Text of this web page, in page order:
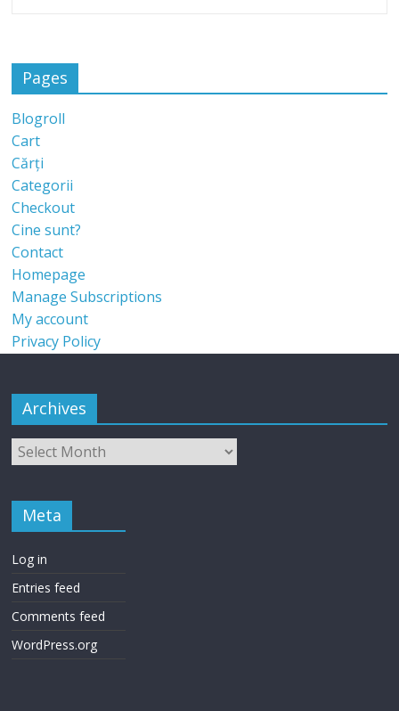
Pages
Blogroll
Cart
Cărți
Categorii
Checkout
Cine sunt?
Contact
Homepage
Manage Subscriptions
My account
Privacy Policy
Archives
Meta
Log in
Entries feed
Comments feed
WordPress.org